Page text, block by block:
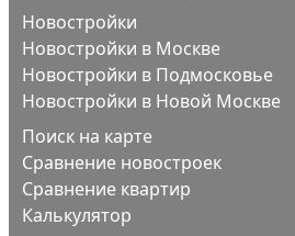
Новостройки
Новостройки в Москве
Новостройки в Подмосковье
Новостройки в Новой Москве
Поиск на карте
Сравнение новостроек
Сравнение квартир
Калькулятор